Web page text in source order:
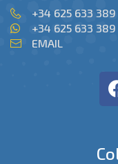
+34 625 633 389
+34 625 633 389
EMAIL